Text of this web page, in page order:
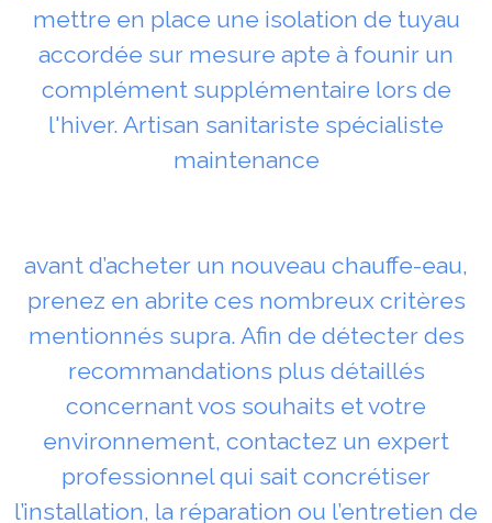
mettre en place une isolation de tuyau
accordée sur mesure apte à founir un
complément supplémentaire lors de
l'hiver. Artisan sanitariste spécialiste
maintenance
avant d’acheter un nouveau chauffe-eau,
prenez en abrite ces nombreux critères
mentionnés supra. Afin de détecter des
recommandations plus détaillés
concernant vos souhaits et votre
environnement, contactez un expert
professionnel qui sait concrétiser
l’installation, la réparation ou l’entretien de